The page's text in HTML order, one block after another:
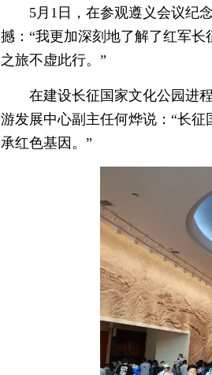
5月1日，在参观遵义会议纪
撼：“我更加深刻地了解了红军
之旅不虚此行。”
在建设长征国家文化公园进
游发展中心副主任何烨说：“长
承红色基因。”